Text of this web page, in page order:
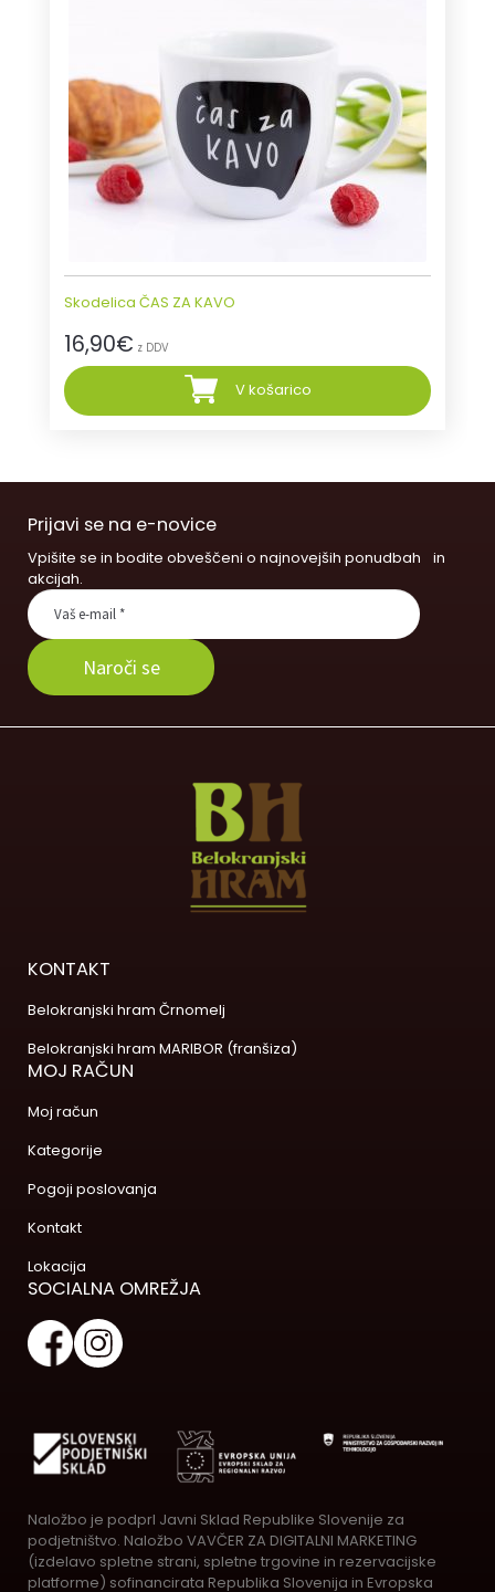
Skodelica ČAS ZA KAVO
16,90€ z DDV
V košarico
Prijavi se na e-novice
Vpišite se in bodite obveščeni o najnovejših ponudbah in
akcijah.
KONTAKT
Belokranjski hram Črnomelj
Belokranjski hram MARIBOR (franšiza)
MOJ RAČUN
Moj račun
Kategorije
Pogoji poslovanja
Kontakt
Lokacija
SOCIALNA OMREŽJA
Naložbo je podprl Javni Sklad Republike Slovenije za
podjetništvo. Naložbo VAVČER ZA DIGITALNI MARKETING
(izdelavo spletne strani, spletne trgovine in rezervacijske
platforme) sofinancirata Republika Slovenija in Evropska